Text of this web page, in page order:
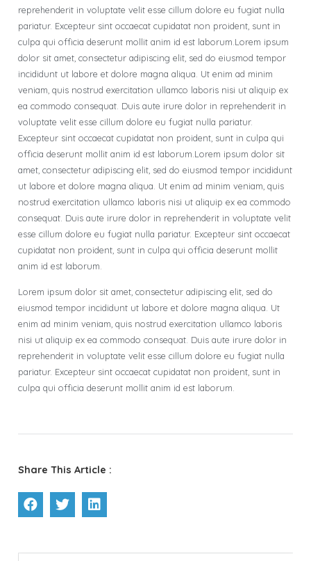
reprehenderit in voluptate velit esse cillum dolore eu fugiat nulla
pariatur. Excepteur sint occaecat cupidatat non proident, sunt in
culpa qui officia deserunt mollit anim id est laborum.Lorem ipsum
dolor sit amet, consectetur adipiscing elit, sed do eiusmod tempor
incididunt ut labore et dolore magna aliqua. Ut enim ad minim
veniam, quis nostrud exercitation ullamco laboris nisi ut aliquip ex
ea commodo consequat. Duis aute irure dolor in reprehenderit in
voluptate velit esse cillum dolore eu fugiat nulla pariatur.
Excepteur sint occaecat cupidatat non proident, sunt in culpa qui
officia deserunt mollit anim id est laborum.Lorem ipsum dolor sit
amet, consectetur adipiscing elit, sed do eiusmod tempor incididunt
ut labore et dolore magna aliqua. Ut enim ad minim veniam, quis
nostrud exercitation ullamco laboris nisi ut aliquip ex ea commodo
consequat. Duis aute irure dolor in reprehenderit in voluptate velit
esse cillum dolore eu fugiat nulla pariatur. Excepteur sint occaecat
cupidatat non proident, sunt in culpa qui officia deserunt mollit
anim id est laborum.
Lorem ipsum dolor sit amet, consectetur adipiscing elit, sed do
eiusmod tempor incididunt ut labore et dolore magna aliqua. Ut
enim ad minim veniam, quis nostrud exercitation ullamco laboris
nisi ut aliquip ex ea commodo consequat. Duis aute irure dolor in
reprehenderit in voluptate velit esse cillum dolore eu fugiat nulla
pariatur. Excepteur sint occaecat cupidatat non proident, sunt in
culpa qui officia deserunt mollit anim id est laborum.
Share This Article :